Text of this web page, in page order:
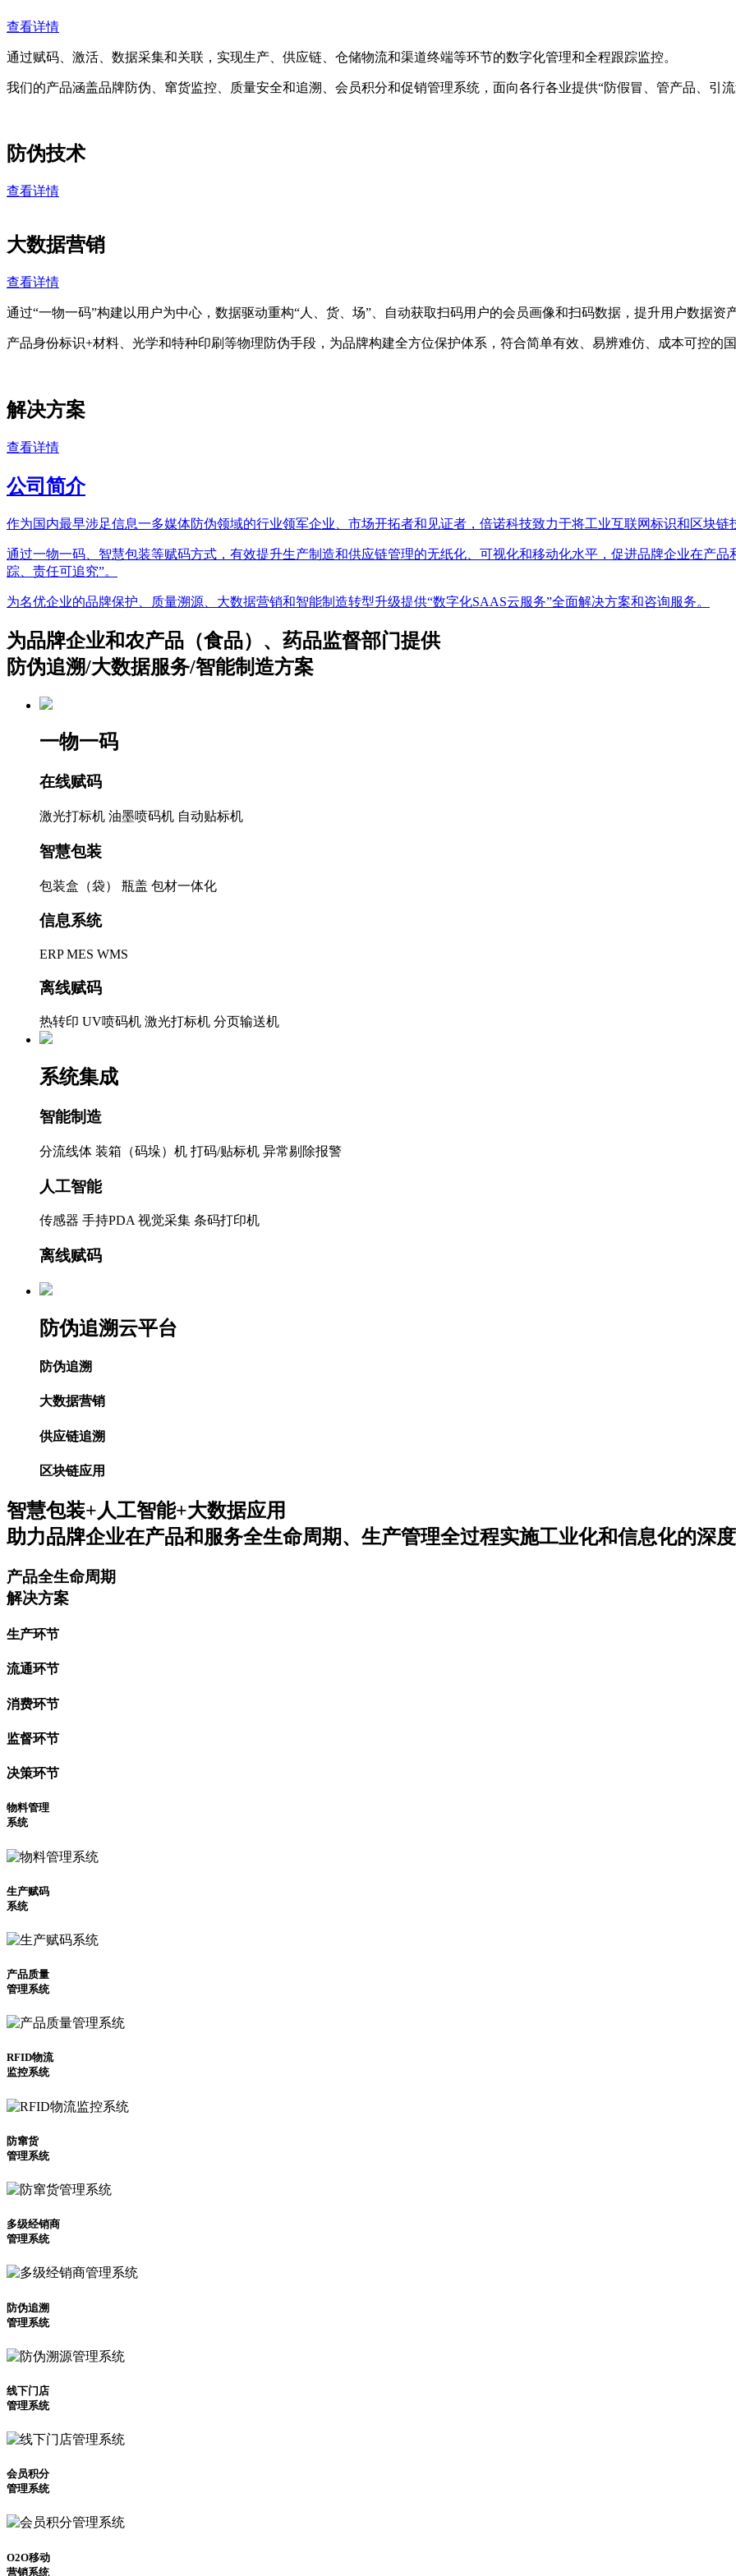
查看详情
通过赋码、激活、数据采集和关联，实现生产、供应链、仓储物流和渠道终端等环节的数字化管理和全程跟踪监控。
我们的产品涵盖品牌防伪、窜货监控、质量安全和追溯、会员积分和促销管理系统，面向各行各业提供“防假冒、管产品、引
防伪技术
查看详情
大数据营销
查看详情
通过“一物一码”构建以用户为中心，数据驱动重构“人、货、场”、自动获取扫码用户的会员画像和扫码数据，提升用户数据资
产品身份标识+材料、光学和特种印刷等物理防伪手段，为品牌构建全方位保护体系，符合简单有效、易辨难仿、成本可控的
解决方案
查看详情
公司简介
作为国内最早涉足信息一多媒体防伪领域的行业领军企业、市场开拓者和见证者，倍诺科技致力于将工业互联网标识和区块
通过一物一码、智慧包装等赋码方式，有效提升生产制造和供应链管理的无纸化、可视化和移动化水平，促进品牌企业在产
踪、责任可追究”。
为名优企业的品牌保护、质量溯源、大数据营销和智能制造转型升级提供“数字化SAAS云服务”全面解决方案和咨询服务。
为品牌企业和农产品（食品）、药品监督部门提供
防伪追溯/大数据服务/智能制造方案
一物一码
在线赋码
激光打标机 油墨喷码机 自动贴标机
智慧包装
包装盒（袋） 瓶盖 包材一体化
信息系统
ERP MES WMS
离线赋码
热转印 UV喷码机 激光打标机 分页输送机
系统集成
智能制造
分流线体 装箱（码垛）机 打码/贴标机 异常剔除报警
人工智能
传感器 手持PDA 视觉采集 条码打印机
离线赋码
防伪追溯云平台
防伪追溯
大数据营销
供应链追溯
区块链应用
智慧包装+人工智能+大数据应用
助力品牌企业在产品和服务全生命周期、生产管理全过程实施工业化和信息化的深
产品全生命周期
解决方案
生产环节
流通环节
消费环节
监督环节
决策环节
物料管理
系统
生产赋码
系统
产品质量
管理系统
RFID物流
监控系统
防窜货
管理系统
多级经销商
管理系统
防伪追溯
管理系统
线下门店
管理系统
会员积分
管理系统
O2O移动
营销系统